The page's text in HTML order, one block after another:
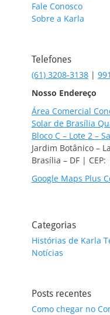
Fale Conosco
Sobre a Karla
Telefones
(61) 3208-3138 |
Nosso Endereço
Área Comercial
Solar de Brasília
Bloco C – Lote 2 –
Jardim Botânico –
Brasília – DF |
Google Maps Plus
Categorias
Histórias de Karla
Notícias
Posts recentes
Como chegar no